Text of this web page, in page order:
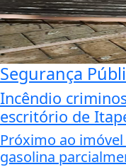
Segurança
Incêndio
escritório de
Próximo ao
gasolina